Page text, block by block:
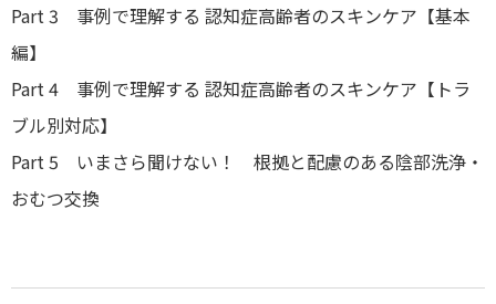
Part 3 事例で理解する 認知症高齢者のスキンケア【基本
編】
Part 4 事例で理解する 認知症高齢者のスキンケア【トラ
ブル別対応】
Part 5 いまさら聞けない！ 根拠と配慮のある陰部洗浄・
おむつ交換